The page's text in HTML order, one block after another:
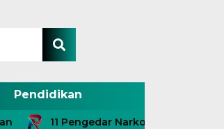
Pendidikan
11 Pengedar Narkoba Diringkus,